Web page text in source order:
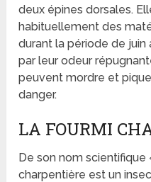
deux épines dorsales.
habituellement des
durant la période de
par leur odeur
peuvent mordre et
danger.
LA FOURMI
De son nom
charpentière est un